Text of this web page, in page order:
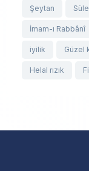
Şeytan
İmam-ı Rabbânî
iyilik Güzel
Helal rızık